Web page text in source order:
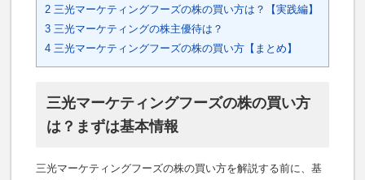
2 三光マーケティングフーズの株の買い方は？【実践編】
3 三光マーケティングの株主優待は？
4 三光マーケティングフーズの株の買い方【まとめ】
三光マーケティングフーズの株の買い方
は？まずは基本情報
三光マーケティングフーズの株の買い方を解説する前に、基